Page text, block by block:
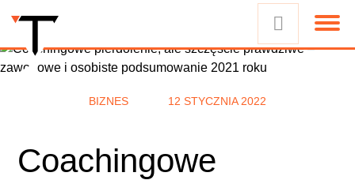
BIZNES 12 STYCZNIA 2022
Coachingowe